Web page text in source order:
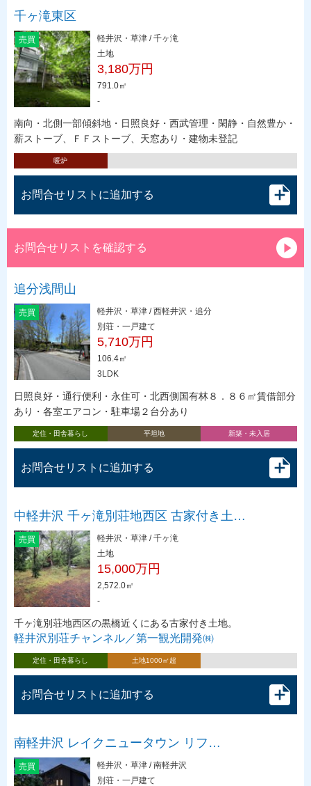
千ヶ滝東区
売買
軽井沢・草津 / 千ヶ滝
土地
3,180万円
791.0㎡
-
南向・北側一部傾斜地・日照良好・西武管理・閑静・自然豊か・
薪ストーブ、ＦＦストーブ、天窓あり・建物未登記
暖炉
お問合せリストに追加する
お問合せリストを確認する
追分浅間山
売買
軽井沢・草津 / 西軽井沢・追分
別荘・一戸建て
5,710万円
106.4㎡
3LDK
日照良好・通行便利・永住可・北西側国有林８．８６㎡賃借部分
あり・各室エアコン・駐車場２台分あり
定住・田舎暮らし 平坦地 新築・未入居
お問合せリストに追加する
中軽井沢 千ヶ滝別荘地西区 古家付き土…
売買
軽井沢・草津 / 千ヶ滝
土地
15,000万円
2,572.0㎡
-
千ヶ滝別荘地西区の黒橋近くにある古家付き土地。
軽井沢別荘チャンネル／第一観光開発㈱
定住・田舎暮らし 土地1000㎡超
お問合せリストに追加する
南軽井沢 レイクニュータウン リフ…
売買
軽井沢・草津 / 南軽井沢
別荘・一戸建て